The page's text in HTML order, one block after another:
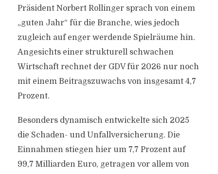
Präsident Norbert Rollinger sprach von einem
„guten Jahr“ für die Branche, wies jedoch
zugleich auf enger werdende Spielräume hin.
Angesichts einer strukturell schwachen
Wirtschaft rechnet der GDV für 2026 nur noch
mit einem Beitragszuwachs von insgesamt 4,7
Prozent.
Besonders dynamisch entwickelte sich 2025
die Schaden- und Unfallversicherung. Die
Einnahmen stiegen hier um 7,7 Prozent auf
99,7 Milliarden Euro, getragen vor allem von